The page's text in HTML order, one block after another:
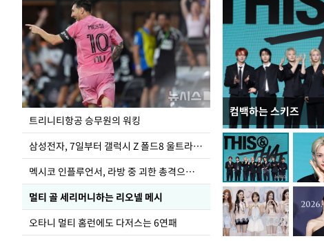
트리니티항공 승무원의 워킹
삼성전자, 7일부터 갤럭시 Z 폴드8 울트라·폴드8·플립8 출시
멕시코 인플루언서, 라방 중 괴한 총격으로 사망
멀티 골 세리머니하는 리오넬 메시
오타니 멀티 홈런에도 다저스는 6연패
컴백하는 스키즈
입추 하루 앞둔 전남
폭염